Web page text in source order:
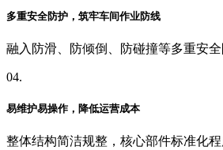
多重安全防护，筑牢车间作业防线
融入防滑、防倾倒、防碰撞等多重安
04.
易维护易操作，降低运营成本
整体结构简洁规整，核心部件标准化